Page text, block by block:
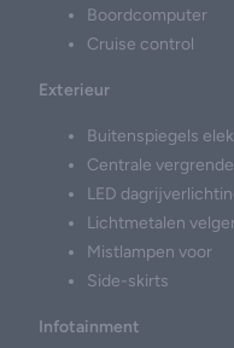
Boordcomputer
Cruise control
Exterieur
Buitenspiegels
Centrale
LED
Lichtmetalen
Mistlampen voor
Side-skirts
Infotainment